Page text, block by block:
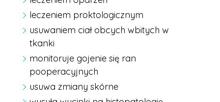
leczeniem proktologicznym
usuwaniem ciał obcych wbitych w
tkanki
monitoruje gojenie się ran
pooperacyjnych
usuwa zmiany skórne